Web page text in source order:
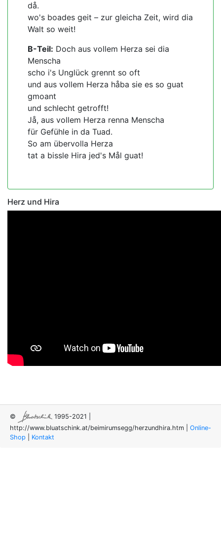
då.
wo's boades geit – zur gleicha Zeit, wird dia
Walt so weit!
B-Teil: Doch aus vollem Herza sei dia
Menscha
scho i's Unglück grennt so oft
und aus vollem Herza håba sie es so guat
gmoant
und schlecht getrofft!
Jå, aus vollem Herza renna Menscha
für Gefühle in da Tuad.
So am übervolla Herza
tat a bissle Hira jed's Mål guat!
Herz und Hira
©
1995-2021 |
http://www.bluatschink.at/beimirumsegg/herzundhira.htm
Online-
Shop
Kontakt